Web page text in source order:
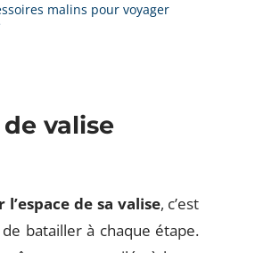
malins pour voyager
valise
de sa valise, c’est
batailler à chaque étape.